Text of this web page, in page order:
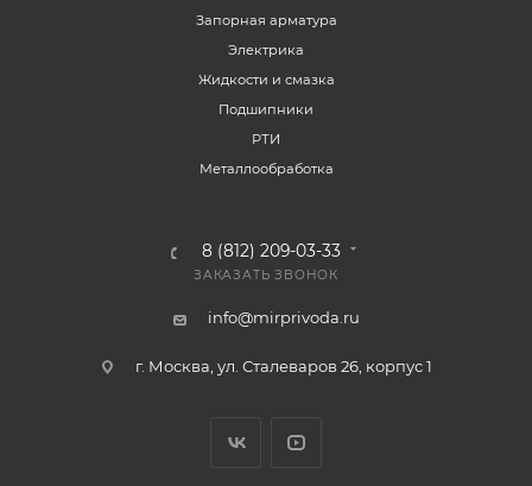
Запорная арматура
Электрика
Жидкости и смазка
Подшипники
РТИ
Металлообработка
8 (812) 209-03-33
ЗАКАЗАТЬ ЗВОНОК
info@mirprivoda.ru
г. Москва, ул. Сталеваров 26, корпус 1